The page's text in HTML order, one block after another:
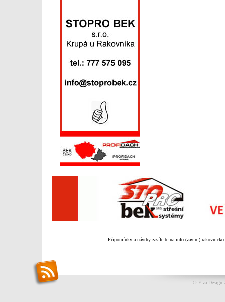
Připomínky a návrhy zasílejte na info (zavin.) rakovnicko
© Elza Design